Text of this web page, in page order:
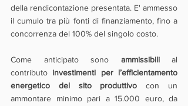
della rendicontazione presentata. E' ammesso
il cumulo tra più fonti di finanziamento, fino a
concorrenza del 100% del singolo costo.
Come anticipato sono ammissibili al
contributo investimenti per l’efficientamento
energetico del sito produttivo con un
ammontare minimo pari a 15.000 euro, da